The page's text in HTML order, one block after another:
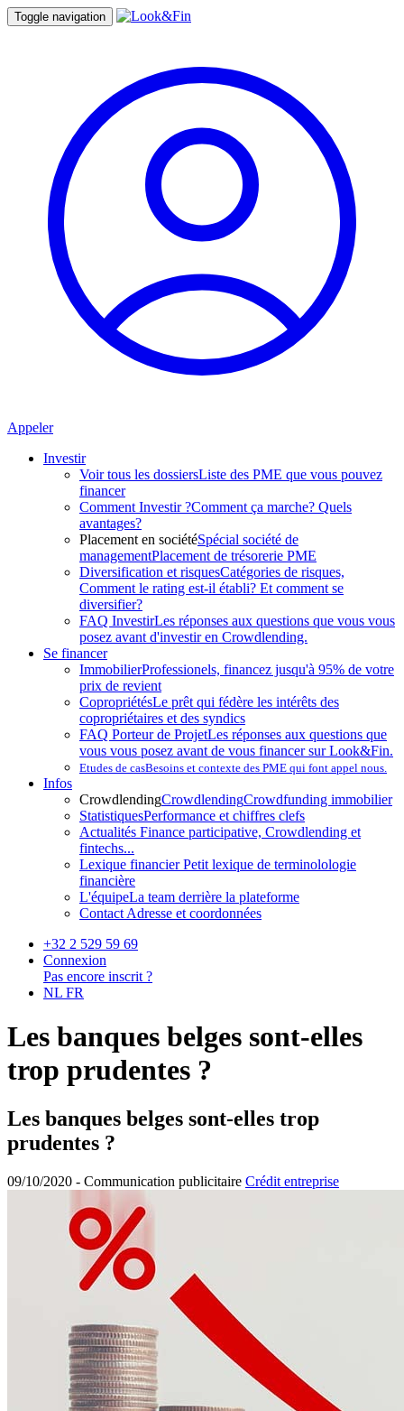
Toggle navigation
Appeler
Investir
Voir tous les dossiersListe des PME que vous pouvez
financer
Comment Investir ?Comment ça marche? Quels
avantages?
Placement en sociétéSpécial société de
managementPlacement de trésorerie PME
Diversification et risquesCatégories de risques,
Comment le rating est-il établi? Et comment se
diversifier?
FAQ InvestirLes réponses aux questions que vous vous
posez avant d'investir en Crowdlending.
Se financer
ImmobilierProfessionels, financez jusqu'à 95% de votre
prix de revient
CopropriétésLe prêt qui fédère les intérêts des
copropriétaires et des syndics
FAQ Porteur de ProjetLes réponses aux questions que
vous vous posez avant de vous financer sur Look&Fin.
Etudes de casBesoins et contexte des PME qui font appel nous.
Infos
CrowdlendingCrowdlendingCrowdfunding immobilier
StatistiquesPerformance et chiffres clefs
Actualités Finance participative, Crowdlending et
fintechs...
Lexique financierPetit lexique de terminolologie
financière
L'équipeLa team derrière la plateforme
Contact Adresse et coordonnées
+32 2 529 59 69
Connexion
Pas encore inscrit ?
NL FR
Les banques belges sont-elles
trop prudentes ?
Les banques belges sont-elles trop
prudentes ?
09/10/2020 - Communication publicitaire Crédit entreprise